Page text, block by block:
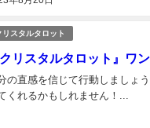
リスタルタロット
クリスタルタロット』
の直感を信じて行動しましょ
くれるかもしれません！...